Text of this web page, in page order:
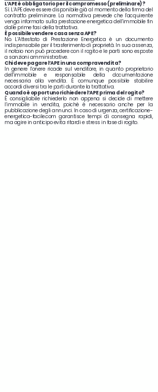
L’APE è obbligatorio per il compromesso (preliminare)?
Sì. L’APE deve essere disponibile già al momento della firma del
contratto preliminare. La normativa prevede che l’acquirente
venga informato sulla prestazione energetica dell’immobile fin
dalle prime fasi della trattativa.
È possibile vendere casa senza APE?
No. L’Attestato di Prestazione Energetica è un documento
indispensabile per il trasferimento di proprietà. In sua assenza,
il notaio non può procedere con il rogito e le parti sono esposte
a sanzioni amministrative.
Chi deve pagare l’APE in una compravendita?
In genere l’onere ricade sul venditore, in quanto proprietario
dell’immobile e responsabile della documentazione
necessaria alla vendita. È comunque possibile stabilire
accordi diversi tra le parti durante la trattativa.
Quando è opportuno richiedere l’APE prima del rogito?
È consigliabile richiederlo non appena si decide di mettere
l’immobile in vendita, poiché è necessario anche per la
pubblicazione degli annunci. In caso di urgenza, certificazione-
energetica-facile.com garantisce tempi di consegna rapidi,
ma agire in anticipo evita ritardi e stress in fase di rogito.